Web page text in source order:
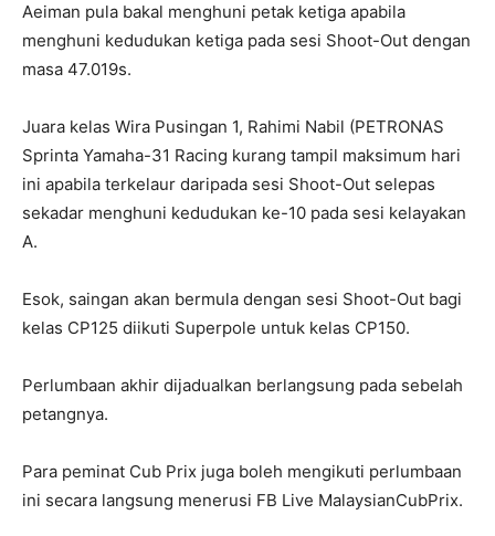
Aeiman pula bakal menghuni petak ketiga apabila
menghuni kedudukan ketiga pada sesi Shoot-Out dengan
masa 47.019s.
Juara kelas Wira Pusingan 1, Rahimi Nabil (PETRONAS
Sprinta Yamaha-31 Racing kurang tampil maksimum hari
ini apabila terkelaur daripada sesi Shoot-Out selepas
sekadar menghuni kedudukan ke-10 pada sesi kelayakan
A.
Esok, saingan akan bermula dengan sesi Shoot-Out bagi
kelas CP125 diikuti Superpole untuk kelas CP150.
Perlumbaan akhir dijadualkan berlangsung pada sebelah
petangnya.
Para peminat Cub Prix juga boleh mengikuti perlumbaan
ini secara langsung menerusi FB Live MalaysianCubPrix.